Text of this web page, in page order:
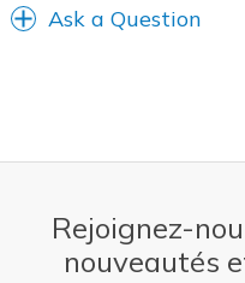
Ask a Question
Rejoignez-
nouveautés